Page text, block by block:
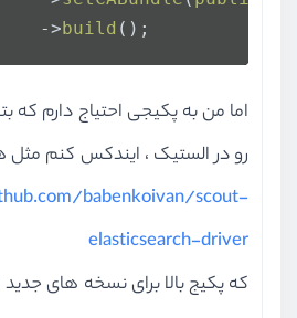
->
build ();
اما من به پکیجی احتیاج دارم که
رو در الستیک ، ایندکس کنم
babenkoivan/scout-
elasticsearch-driver
که پکیج بالا برای نسخه های